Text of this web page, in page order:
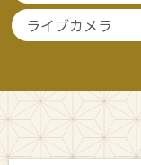
ライブカメラ